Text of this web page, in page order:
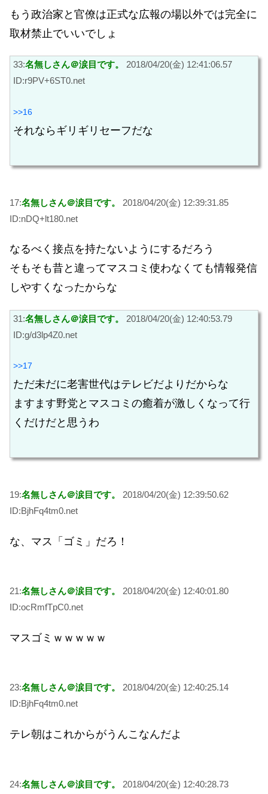
もう政治家と官僚は正式な広報の場以外では完全に
取材禁止でいいでしょ
33:名無しさん＠涙目です。
2018/04/20(金) 12:41:06.57
ID:r9PV+6ST0.net
>>16
それならギリギリセーフだな
17:名無しさん＠涙目です。
2018/04/20(金) 12:39:31.85
ID:nDQ+lt180.net
なるべく接点を持たないようにするだろう
そもそも昔と違ってマスコミ使わなくても情報発信
しやすくなったからな
31:名無しさん＠涙目です。
2018/04/20(金) 12:40:53.79
ID:g/d3lp4Z0.net
>>17
ただ未だに老害世代はテレビだよりだからな
ますます野党とマスコミの癒着が激しくなって行
くだけだと思うわ
19:名無しさん＠涙目です。
2018/04/20(金) 12:39:50.62
ID:BjhFq4tm0.net
な、マス「ゴミ」だろ！
21:名無しさん＠涙目です。
2018/04/20(金) 12:40:01.80
ID:ocRmfTpC0.net
マスゴミｗｗｗｗｗ
23:名無しさん＠涙目です。
2018/04/20(金) 12:40:25.14
ID:BjhFq4tm0.net
テレ朝はこれからがうんこなんだよ
24:名無しさん＠涙目です。
2018/04/20(金) 12:40:28.73